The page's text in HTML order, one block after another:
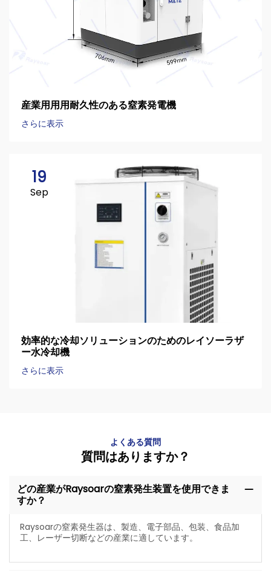
産業用用用耐久性のある窒素発電機
さらに表示
19
Sep
効率的な冷却ソリューションのためのレイソーラザ
ー水冷却機
さらに表示
よくある質問
質問はありますか？
どの産業がRaysoarの窒素発生装置を使用できま
すか？
Raysoarの窒素発生器は、製造、電子部品、包装、食品加
工、レーザー切断などの産業に適しています。